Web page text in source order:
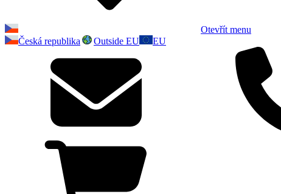
Otevřít menu
Česká republika
Outside EU EU